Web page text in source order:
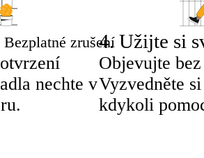
Bezplatné zrušení
nechte v
4.Užijte si
Objevujte
Vyzvedněte
kdykoli